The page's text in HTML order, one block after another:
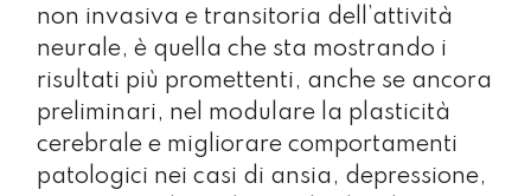
non invasiva e transitoria dell’attività
neurale, è quella che sta mostrando i
risultati più promettenti, anche se ancora
preliminari, nel modulare la plasticità
cerebrale e migliorare comportamenti
patologici nei casi di ansia, depressione,